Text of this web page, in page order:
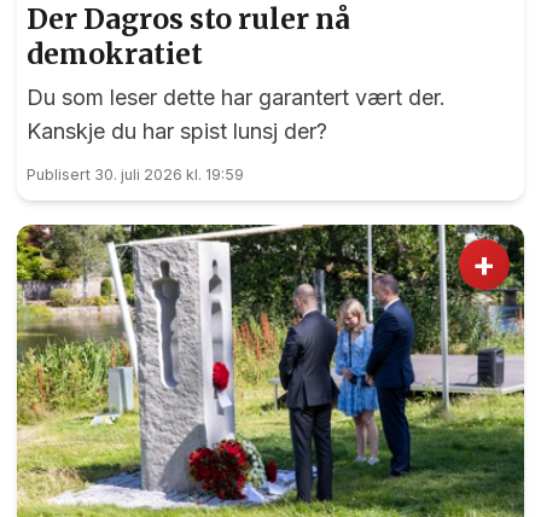
Der Dagros sto ruler nå
demokratiet
Du som leser dette har garantert vært der.
Kanskje du har spist lunsj der?
Publisert 30. juli 2026 kl. 19:59
+